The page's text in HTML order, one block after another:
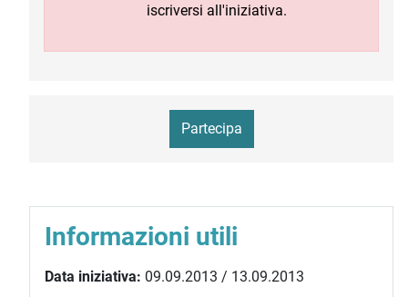
iscriversi all'iniziativa.
Partecipa
Informazioni utili
Data iniziativa: 09.09.2013 / 13.09.2013